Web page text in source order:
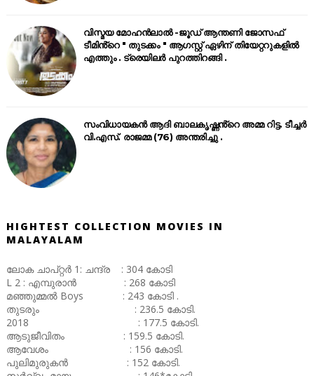
വിസ്മയ മോഹൻലാൽ -ജൂഡ് ആന്തണി ജോസഫ്
ടീമിൻ്റെ " തുടക്കം " ആഗസ്റ്റ് ഏഴിന് തിയേറ്ററുകളിൽ
എത്തും . ട്രെയിലർ പുറത്തിറങ്ങി .
സംവിധായകൻ ആദി ബാലകൃഷ്ണൻ്റെ അമ്മ റിട്ട. ടീച്ചർ
വി.എസ്. രാജമ്മ (76) അന്തരിച്ചു .
HIGHTEST COLLECTION MOVIES IN
MALAYALAM
ലോക ചാപ്റ്റർ 1: ചന്ദ്ര : 304 കോടി
L 2 : എമ്പുരാൻ : 268 കോടി
മഞ്ഞുമ്മൽ Boys : 243 കോടി .
തുടരും : 236.5 കോടി.
2018 : 177.5 കോടി.
ആടുജീവിതം : 159.5 കോടി.
ആവേശം : 156 കോടി.
പുലിമുരുകൻ : 152 കോടി.